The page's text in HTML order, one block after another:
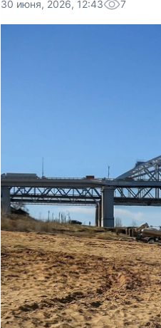
30 июня, 2026, 12:43 7